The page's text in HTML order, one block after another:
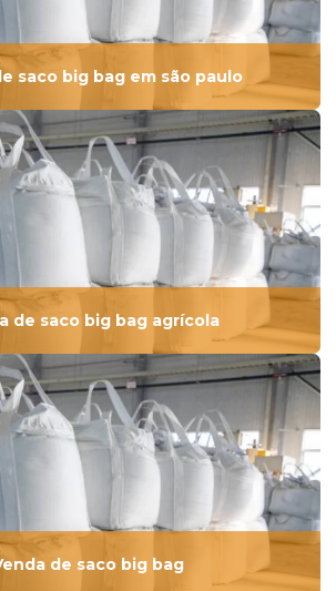
saco big bag em são paulo
de saco big bag agrícola
de saco big bag